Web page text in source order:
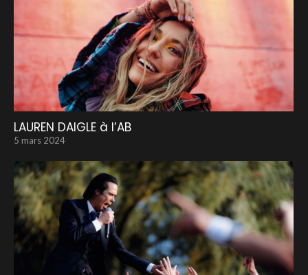
LAUREN DAIGLE à l’AB
5 mars 2024